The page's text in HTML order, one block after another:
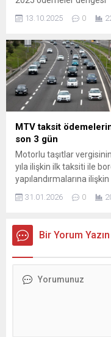
göre, cari işlemler hesabı
fazla verirken, altın ve
hariç cari fazla 10 milyar
milyon dolara ulaştı. DIŞ
13.10.2025 0
MTV taksit
son 3 gün
Motorlu taşıtlar
yıla ilişkin ilk taksiti ile
yapılandırmalarına ilişkin
taksit ödemelerinin 2
Şubat'a kadar yapılması
31.01.2026 0
Bir Yorum Yazın